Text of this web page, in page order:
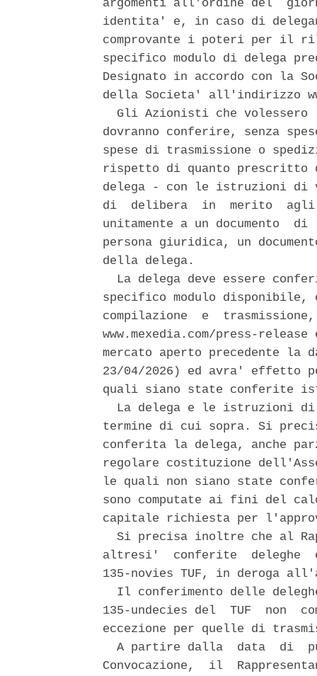
argomenti all'ordine del
identita' e, in caso di
comprovante i poteri per il
specifico modulo di delega
Designato in accordo con
della Societa' all'indirizzo
Gli Azionisti che volessero
dovranno conferire, senza
spese di trasmissione o
rispetto di quanto prescritto
delega - con le istruzioni di
di  delibera  in  merito
unitamente a un documento
persona giuridica, un
della delega.
La delega deve essere
specifico modulo
compilazione  e
www.mexedia.com/press-
mercato aperto precedente
23/04/2026) ed avra' effetto
quali siano state conferite
La delega e le istruzioni
termine di cui sopra. Si
conferita la delega, anche
regolare costituzione
le quali non siano state
sono computate ai fini del
capitale richiesta per
Si precisa inoltre che al
altresi'  conferite  deleghe
135-novies TUF, in deroga
Il conferimento delle
135-undecies del  TUF  non
eccezione per quelle di
A partire dalla  data  di
Convocazione,  il